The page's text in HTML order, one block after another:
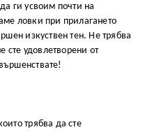
ги усвоим почти на
ловки при прилагането
изкуствен тен. Не трябва
сте удовлетворени от
трябва да сте